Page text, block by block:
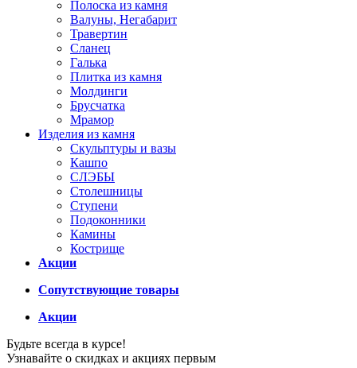
Полоска из камня
Валуны, Негабарит
Травертин
Сланец
Галька
Плитка из камня
Молдинги
Брусчатка
Мрамор
Изделия из камня
Скульптуры и вазы
Кашпо
СЛЭБЫ
Столешницы
Ступени
Подоконники
Камины
Кострище
Акции
Сопутствующие товары
Акции
Будьте всегда в курсе!
Узнавайте о скидках и акциях первым